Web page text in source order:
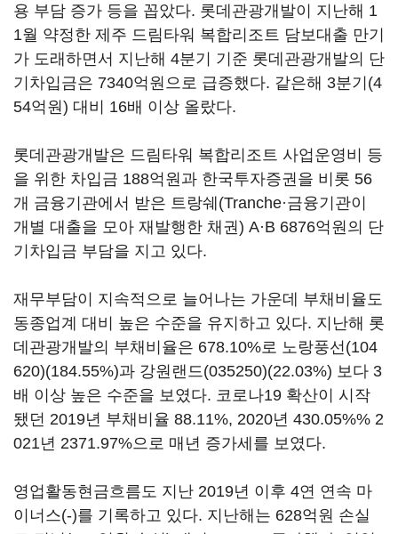
용 부담 증가 등을 꼽았다. 롯데관광개발이 지난해 1
1월 약정한 제주 드림타워 복합리조트 담보대출 만기
가 도래하면서 지난해 4분기 기준 롯데관광개발의 단
기차입금은 7340억원으로 급증했다. 같은해 3분기(4
54억원) 대비 16배 이상 올랐다.
롯데관광개발은 드림타워 복합리조트 사업운영비 등
을 위한 차입금 188억원과 한국투자증권을 비롯 56
개 금융기관에서 받은 트랑쉐(Tranche·금융기관이
개별 대출을 모아 재발행한 채권) A·B 6876억원의 단
기차입금 부담을 지고 있다.
재무부담이 지속적으로 늘어나는 가운데 부채비율도
동종업계 대비 높은 수준을 유지하고 있다. 지난해 롯
데관광개발의 부채비율은 678.10%로 노랑풍선(104
620)(184.55%)과 강원랜드(035250)(22.03%) 보다 3
배 이상 높은 수준을 보였다. 코로나19 확산이 시작
됐던 2019년 부채비율 88.11%, 2020년 430.05%% 2
021년 2371.97%으로 매년 증가세를 보였다.
영업활동현금흐름도 지난 2019년 이후 4연 연속 마
이너스(-)를 기록하고 있다. 지난해는 628억원 손실